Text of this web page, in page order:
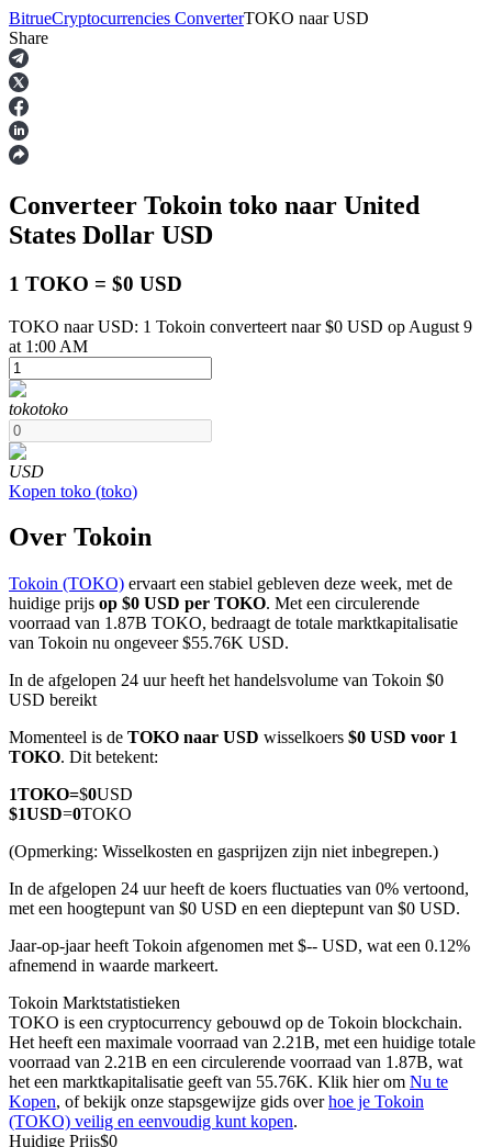
Termijncontracten
USDT-futures
COIN-M-futures
Cryptocurrency-futures
TradFi
Derivaten voor aandelen, forex, edelmetalen en grondstoffen
USDC-futures
Futures met USDC als onderpand
BitrueCryptocurrencies ConverterTOKO naar USD
Share
Converteer Tokoin toko naar United
States Dollar USD
1 TOKO = $0 USD
TOKO naar USD: 1 Tokoin converteert naar $0 USD op August 9
at 1:00 AM
tokotoko
USD
Kopen toko (toko)
Over Tokoin
Tokoin (TOKO) ervaart een stabiel gebleven deze week, met de
huidige prijs op $0 USD per TOKO. Met een circulerende
voorraad van 1.87B TOKO, bedraagt de totale marktkapitalisatie
van Tokoin nu ongeveer $55.76K USD.
In de afgelopen 24 uur heeft het handelsvolume van Tokoin $0
USD bereikt
Momenteel is de TOKO naar USD wisselkoers $0 USD voor 1
TOKO. Dit betekent:
1TOKO=$0USD
$1USD=0TOKO
(Opmerking: Wisselkosten en gasprijzen zijn niet inbegrepen.)
In de afgelopen 24 uur heeft de koers fluctuaties van 0% vertoond,
met een hoogtepunt van $0 USD en een dieptepunt van $0 USD.
Jaar-op-jaar heeft Tokoin afgenomen met $-- USD, wat een 0.12%
afnemend in waarde markeert.
Tokoin Marktstatistieken
TOKO is een cryptocurrency gebouwd op de Tokoin blockchain.
Het heeft een maximale voorraad van 2.21B, met een huidige totale
voorraad van 2.21B en een circulerende voorraad van 1.87B, wat
het een marktkapitalisatie geeft van 55.76K. Klik hier om Nu te
Kopen, of bekijk onze stapsgewijze gids overhoe je Tokoin
(TOKO) veilig en eenvoudig kunt kopen.
Huidige Prijs$0